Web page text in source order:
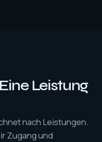
Leistung
nach Leistungen.
Zugang und